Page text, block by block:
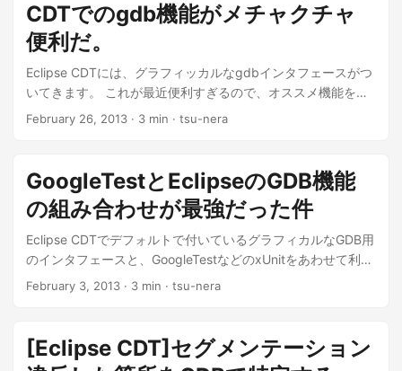
CDTでのgdb機能がメチャクチャ
便利だ。
Eclipse CDTには、グラフィッカルなgdbインタフェースがつ
いてきます。 これが最近便利すぎるので、オススメ機能をこ
こらでまとめときます。 基本的な設...
February 26, 2013 · 3 min · tsu-nera
GoogleTestとEclipseのGDB機能
の組み合わせが最強だった件
Eclipse CDTでデフォルトで付いているグラフィカルなGDB用
のインタフェースと、GoogleTestなどのxUnitをあわせて利用
するとデバッグが...
February 3, 2013 · 3 min · tsu-nera
[Eclipse CDT]セグメンテーション